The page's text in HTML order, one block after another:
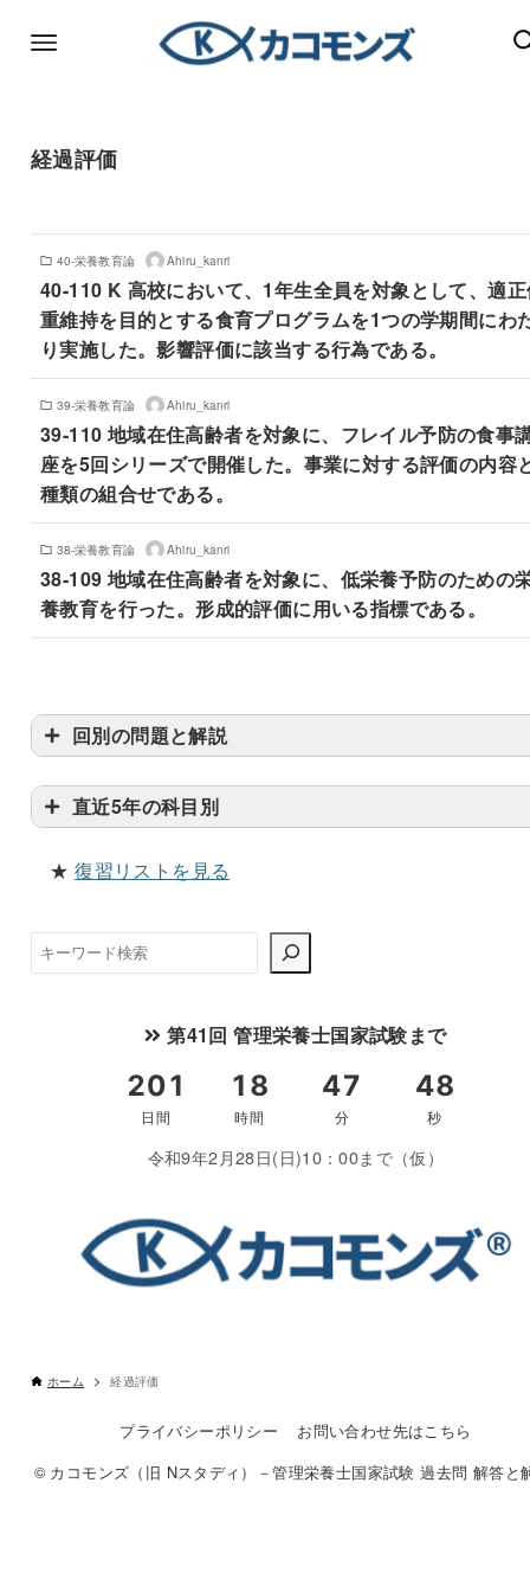
経過評価
40-栄養教育論 Ahiru_kanri
40-110 K 高校において、1年生全員を対象として、適
重維持を目的とする食育プログラムを1つの学期間にわ
り実施した。影響評価に該当する行為である。
39-栄養教育論 Ahiru_kanri
39-110 地域在住高齢者を対象に、フレイル予防の食事
座を5回シリーズで開催した。事業に対する評価の内容
種類の組合せである。
38-栄養教育論 Ahiru_kanri
38-109 地域在住高齢者を対象に、低栄養予防のための
養教育を行った。形成的評価に用いる指標である。
回別の問題と解説
直近5年の科目別
★復習リストを見る
検
索
第41回 管理栄養士国家試験まで
令和9年2月28日(日)10：00まで（仮）
ホーム 経過評価
プライバシーポリシー
お問い合わせ先はこちら
© カコモンズ（旧 Nスタディ）－管理栄養士国家試験 過去問 解答と